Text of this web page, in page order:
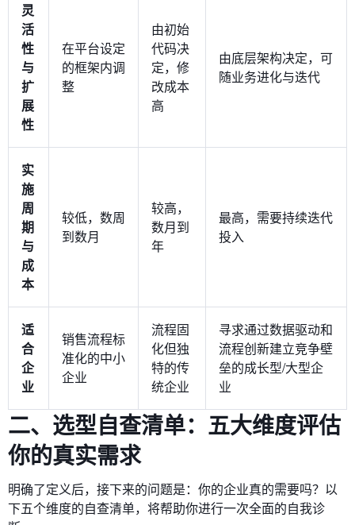
灵
活
性
与
扩
展
性
在平台设定
的框架内调
整
由初始
代码决
定，修
改成本
高
由底层架构决定，可
随业务进化与迭代
实
施
周
期
与
成
本
较低，数周
到数月
较高，
数月到
年
最高，需要持续迭代
投入
适
合
企
业
销售流程标
准化的中小
企业
流程固
化但独
特的传
统企业
寻求通过数据驱动和
流程创新建立竞争壁
垒的成长型/大型企
业
二、选型自查清单：五大维度评估
你的真实需求
明确了定义后，接下来的问题是：你的企业真的需要吗？以
下五个维度的自查清单，将帮助你进行一次全面的自我诊